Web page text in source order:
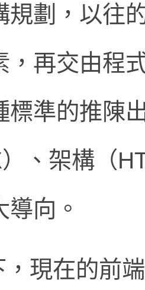
規劃，以往
，再交由程
標準的推陳
、架構（
向。
，現在的前